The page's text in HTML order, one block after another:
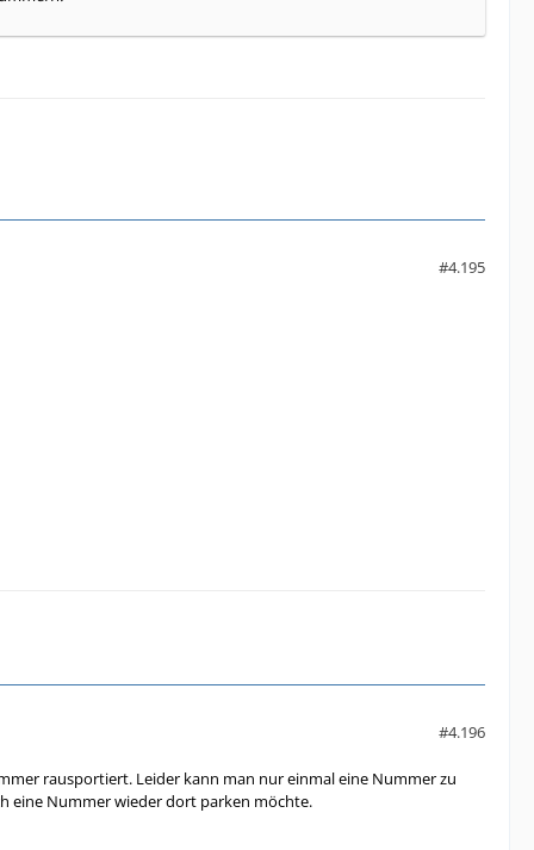
#4.195
#4.196
rausportiert. Leider kann man nur einmal eine Nummer zu
eine Nummer wieder dort parken möchte.